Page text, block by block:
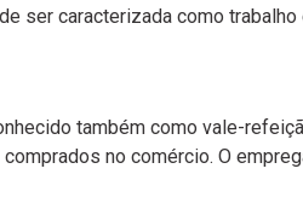
ser caracterizada como
também como vale-
no comércio. O